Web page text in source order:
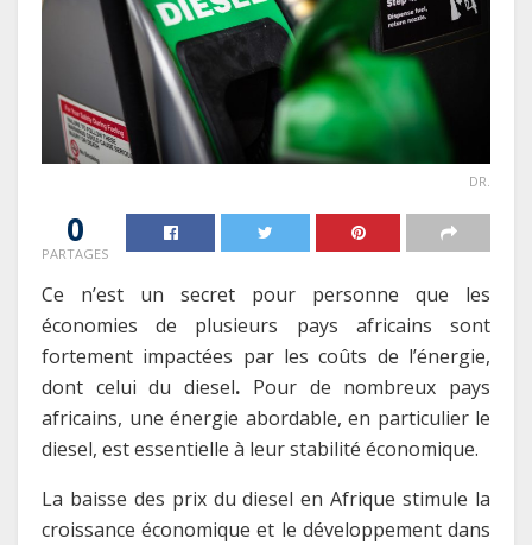
DR.
0
PARTAGES
Ce n’est un secret pour personne que les
économies de plusieurs pays africains sont
fortement impactées par les coûts de l’énergie,
dont celui du diesel. Pour de nombreux pays
africains, une énergie abordable, en particulier le
diesel, est essentielle à leur stabilité économique.
La baisse des prix du diesel en Afrique stimule la
croissance économique et le développement dans